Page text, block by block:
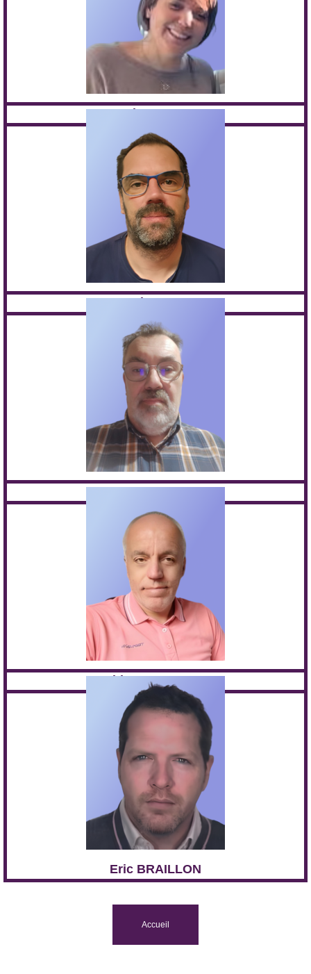
Assia OUADAH
François LECLUSE
Bruno MONTET
Thierry GABRIEL
Eric BRAILLON
Accueil